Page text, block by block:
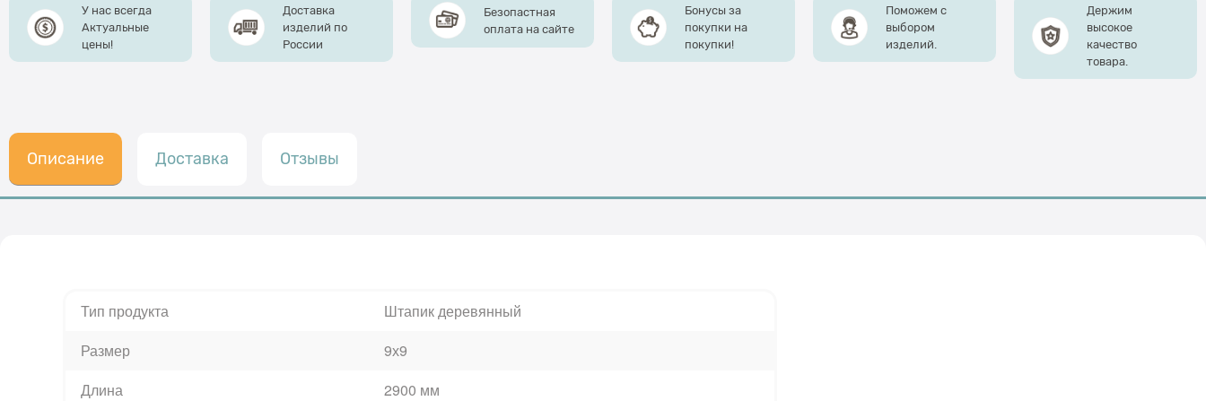
У нас всегда
Актуальные
цены!
Доставка
изделий по
России
Безопастная
оплата на сайте
Бонусы за
покупки на
покупки!
Поможем с
выбором
изделий.
Держим
высокое
качество
товара.
Описание Доставка Отзывы
Тип продукта
Штапик деревянный
Размер
9х9
Длина
2900 мм